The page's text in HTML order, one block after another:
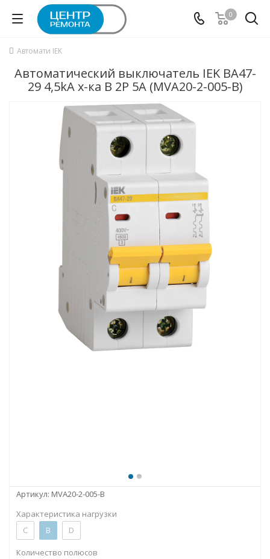
0
Автомати IEK
Автоматический выключатель IEK ВА47-
29 4,5kA х-ка B 2P 5А (MVA20-2-005-B)
Артикул: MVA20-2-005-B
Характеристика нагрузки
C
B D
Количество полюсов